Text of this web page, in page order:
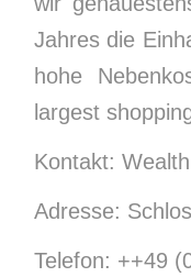
Jahres die
hohe
largest
Kontakt:
Adresse:
Telefon: ++49